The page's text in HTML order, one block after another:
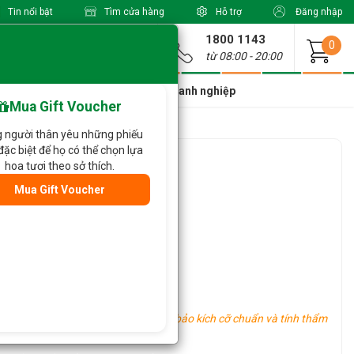
Tin nổi bật Tìm cửa hàng Hỗ trợ Đăng nhập
1800 1143
từ 08:00 - 20:00
0
Dành cho doanh nghiệp
207
khác tùy vào tình hình thực tế.
vực khác nhau, tuy nhiên vẫn đảm bảo kích cỡ chuẩn và tính thẩm
Mua Gift Voucher
người thân yêu những phiếu
biệt để họ có thể chọn lựa
hoa tươi theo sở thích.
Mua Gift Voucher